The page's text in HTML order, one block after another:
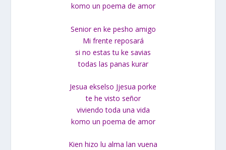
komo un poema de amor
Senior en ke pesho amigo
Mi frente reposará
si no estas tu ke savias
todas las panas kurar
Jesua ekselso Jjesua porke
te he visto señor
viviendo toda una vida
komo un poema de amor
Kien hizo lu alma lan vuena